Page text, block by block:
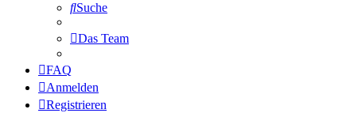
Suche
Das Team
FAQ
Anmelden
Registrieren